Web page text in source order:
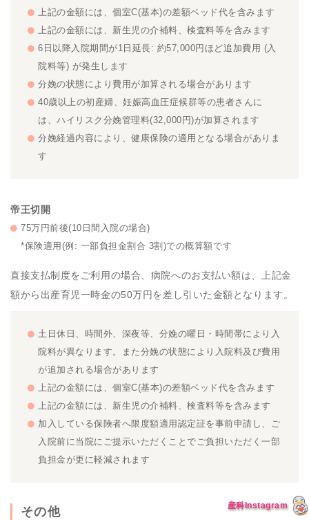
産科Instagram
上記の金額には、個室C(基本)の差額ベッド代を含みます
上記の金額には、新生児の介補料、検査料等を含みます
6日以降入院期間が1日延長: 約57,000円ほど追加費用 (入
院料等) が発生します
分娩の状態により費用が加算される場合があります
40歳以上の初産婦、妊娠高血圧症候群等の患者さんに
は、ハイリスク分娩管理料(32,000円)が加算されます
分娩経過内容により、健康保険の適用となる場合がありま
す
帝王切開
75万円前後(10日間入院の場合)
*保険適用(例: 一部負担金割合 3割)での概算額です
直接支払制度をご利用の場合、病院へのお支払い額は、上記金
額から出産育児一時金の50万円を差し引いた金額となります。
土日休日、時間外、深夜等、分娩の曜日・時間帯により入
院料が異なります。また分娩の状態により入院料及び費用
が追加される場合があります
上記の金額には、個室C(基本)の差額ベッド代を含みます
上記の金額には、新生児の介補料、検査料等を含みます
加入している保険者へ限度額適用認定証を事前申請し、ご
入院前に当院にご提示いただくことでご負担いただく一部
負担金が更に軽減されます
その他